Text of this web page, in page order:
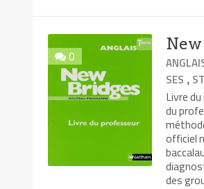
0
SES ,
Livre
du
officiel
des